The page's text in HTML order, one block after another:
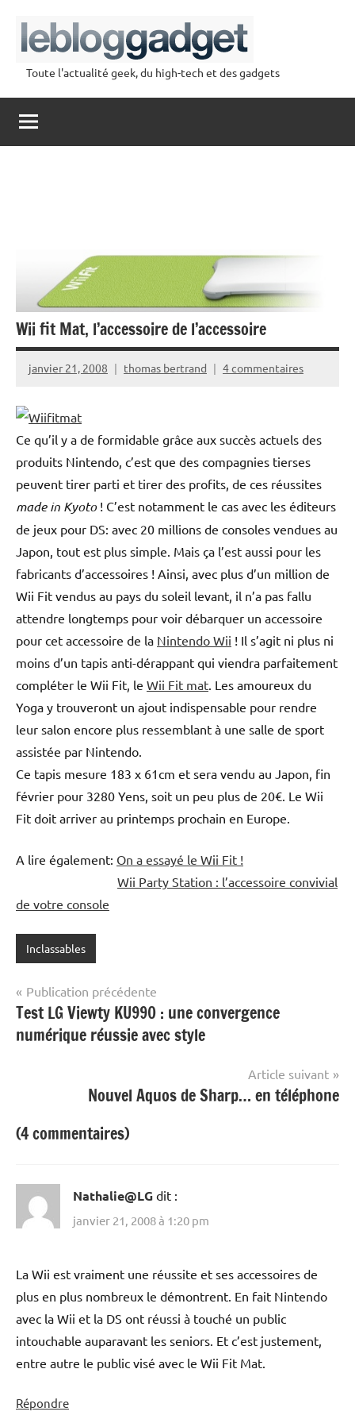
contenu
lebloggadget
Toute l'actualité geek, du high-tech et des gadgets
Wii fit Mat, l’accessoire de l’accessoire
janvier 21, 2008 thomas bertrand 4 commentaires
Ce qu’il y a de formidable grâce aux succès actuels des
produits Nintendo, c’est que des compagnies tierses
peuvent tirer parti et tirer des profits, de ces réussites
made in Kyoto ! C’est notamment le cas avec les éditeurs
de jeux pour DS: avec 20 millions de consoles vendues au
Japon, tout est plus simple. Mais ça l’est aussi pour les
fabricants d’accessoires ! Ainsi, avec plus d’un million de
Wii Fit vendus au pays du soleil levant, il n’a pas fallu
attendre longtemps pour voir débarquer un accessoire
pour cet accessoire de la Nintendo Wii ! Il s’agit ni plus ni
moins d’un tapis anti-dérappant qui viendra parfaitement
compléter le Wii Fit, le Wii Fit mat . Les amoureux du
Yoga y trouveront un ajout indispensable pour rendre
leur salon encore plus ressemblant à une salle de sport
assistée par Nintendo.
Ce tapis mesure 183 x 61cm et sera vendu au Japon, fin
février pour 3280 Yens, soit un peu plus de 20€. Le Wii
Fit doit arriver au printemps prochain en Europe.
A lire également: On a essayé le Wii Fit !
Wii Party Station : l’accessoire convivial
de votre console
Inclassables
Navigation
de
l’article
Publication précédente
Test LG Viewty KU990 : une convergence
numérique réussie avec style
Article suivant
Nouvel Aquos de Sharp… en téléphone
(4 commentaires)
Nathalie@LG dit :
janvier 21, 2008 à 1:20 pm
La Wii est vraiment une réussite et ses accessoires de
plus en plus nombreux le démontrent. En fait Nintendo
avec la Wii et la DS ont réussi à touché un public
intouchable auparavant les seniors. Et c’est justement,
entre autre le public visé avec le Wii Fit Mat.
Répondre